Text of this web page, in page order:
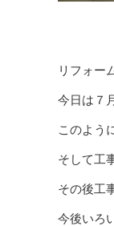
リフォー
今日は７
このよう
そして工
その後工
今後いろ